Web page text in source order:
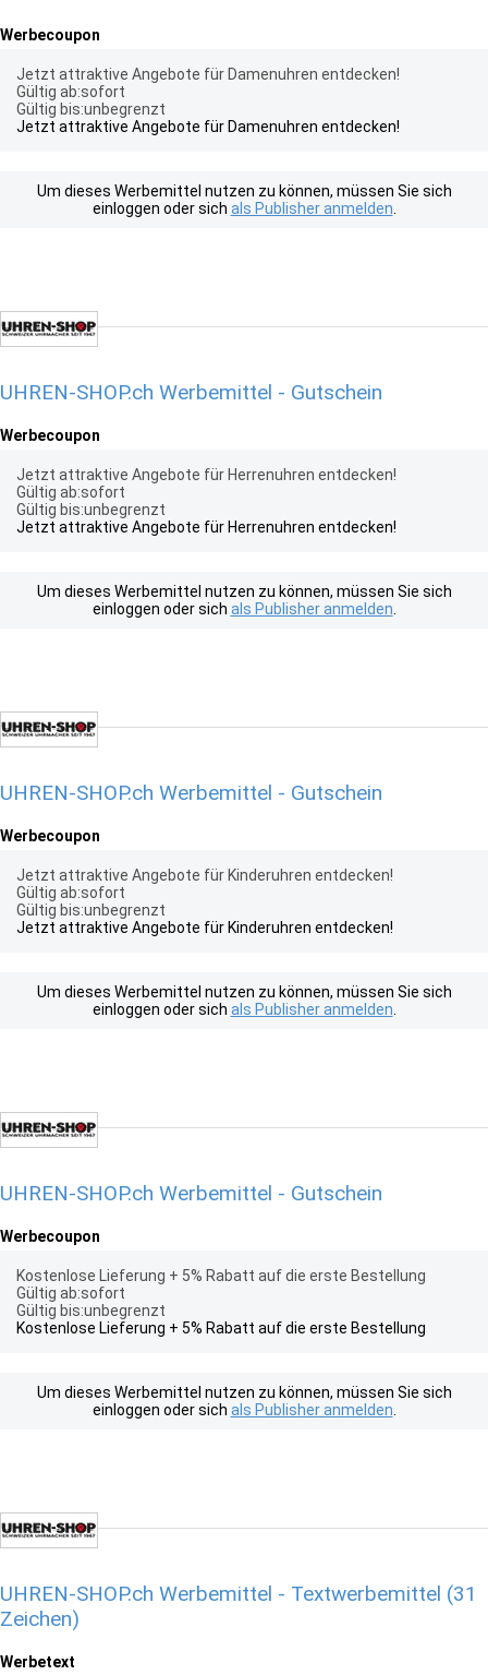
Werbecoupon
Jetzt attraktive Angebote für Damenuhren entdecken!
Gültig ab:sofort
Gültig bis:unbegrenzt
Jetzt attraktive Angebote für Damenuhren entdecken!
Um dieses Werbemittel nutzen zu können, müssen Sie sich
einloggen oder sich als Publisher anmelden
UHREN-SHOP.ch Werbemittel - Gutschein
Werbecoupon
Jetzt attraktive Angebote für Herrenuhren entdecken!
Gültig ab:sofort
Gültig bis:unbegrenzt
Jetzt attraktive Angebote für Herrenuhren entdecken!
Um dieses Werbemittel nutzen zu können, müssen Sie sich
einloggen oder sich als Publisher anmelden
UHREN-SHOP.ch Werbemittel - Gutschein
Werbecoupon
Jetzt attraktive Angebote für Kinderuhren entdecken!
Gültig ab:sofort
Gültig bis:unbegrenzt
Jetzt attraktive Angebote für Kinderuhren entdecken!
Um dieses Werbemittel nutzen zu können, müssen Sie sich
einloggen oder sich als Publisher anmelden
UHREN-SHOP.ch Werbemittel - Gutschein
Werbecoupon
Kostenlose Lieferung + 5% Rabatt auf die erste Bestellung
Gültig ab:sofort
Gültig bis:unbegrenzt
Kostenlose Lieferung + 5% Rabatt auf die erste Bestellung
Um dieses Werbemittel nutzen zu können, müssen Sie sich
einloggen oder sich als Publisher anmelden
UHREN-SHOP.ch Werbemittel - Textwerbemittel (31
Zeichen)
Werbetext